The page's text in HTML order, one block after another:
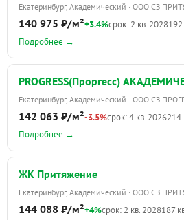
Екатеринбург, Академический · ООО СЗ
140 975 ₽/м²+3.4%срок: 2 кв. 2028192
Подробнее →
PROGRESS(Проргесс)
Екатеринбург, Академический · ООО СЗ
142 063 ₽/м²-3.5%срок: 4 кв. 2026214
Подробнее →
ЖК Притяжение
Екатеринбург, Академический · ООО СЗ
144 088 ₽/м²+4%срок: 2 кв. 2028187